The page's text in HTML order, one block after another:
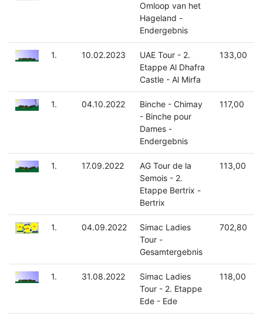
Omloop van het
Hageland -
Endergebnis
1. 10.02.2023
UAE Tour - 2.
Etappe Al Dhafra
Castle - Al Mirfa
133,00
1. 04.10.2022
Binche - Chimay
- Binche pour
Dames -
Endergebnis
117,00
1. 17.09.2022
AG Tour de la
Semois - 2.
Etappe Bertrix -
Bertrix
113,00
1. 04.09.2022
Simac Ladies
Tour -
Gesamtergebnis
702,80
1. 31.08.2022
Simac Ladies
Tour - 2. Etappe
Ede - Ede
118,00